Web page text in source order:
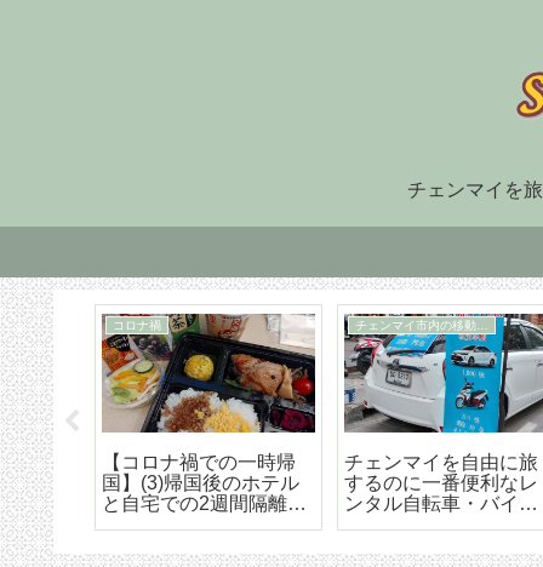
チェンマイを
でオ
人気
菜創
ラン
住まい探し
チェンマイ長期滞在の
ための住まい探しはこ
うやろう エリア選び
TM30
TM-30とは何か、初回
け出の方法などの詳細
な解説